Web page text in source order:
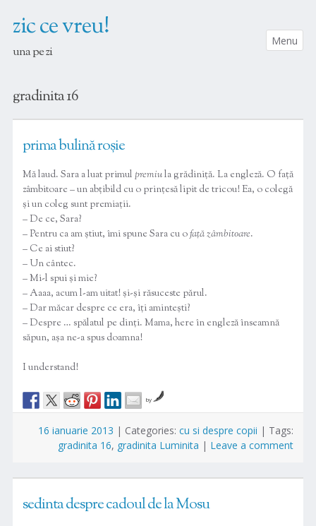
zic ce vreu!
una pe zi
Menu
gradinita 16
prima bulină roșie
Mă laud. Sara a luat primul premiula grădiniță. La engleză. O față
zâmbitoare – un abțibild cu o prințesă lipit de tricou! Ea, o colegă
și un coleg sunt premiații.
– De ce, Sara?
– Pentru ca am știut, îmi spune Sara cu ofață zâmbitoare.
– Ce ai stiut?
– Un cântec.
– Mi-l spui și mie?
– Aaaa, acum l-am uitat! și-și răsuceste părul.
– Dar măcar despre ce era, îți amintești?
– Despre … spălatul pe dinți. Mama, here în engleză înseamnă
săpun, așa ne-a spus doamna!
I understand!
by
16 ianuarie 2013 | Categories:cu si despre copii | Tags:
gradinita 16, gradinita Luminita | Leave a comment
sedinta despre cadoul de la Mosu